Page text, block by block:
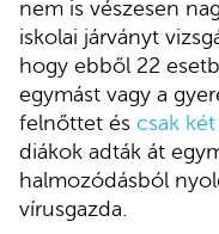
nem is vészesen
iskolai járványt
hogy ebből 22
egymást vagy a
felnőttet és csak
diákok adták át
halmozódásból
vírusgazda.